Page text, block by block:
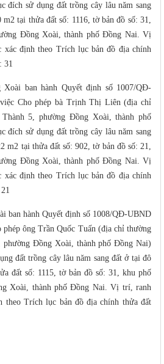
đích sử dụng đất trồng cây lâu năm sang
tại thửa đất số: 1116, tờ bản đồ số: 31,
Đồng Xoài, thành phố Đồng Nai. Vị
định theo Trích lục bản đồ địa chính
31
ban hành Quyết định số 1007/QĐ-
Cho phép bà Trịnh Thị Liên (địa chỉ
5, phường Đồng Xoài, thành phố
đích sử dụng đất trồng cây lâu năm sang
m2 tại thửa đất số: 902, tờ bản đồ số: 21,
Đồng Xoài, thành phố Đồng Nai. Vị
định theo Trích lục bản đồ địa chính
hành Quyết định số 1008/QĐ-UBND
phép ông Trần Quốc Tuấn (địa chỉ thường
Đồng Xoài, thành phố Đồng Nai)
đất trồng cây lâu năm sang đất ở tại đô
đất số: 1115, tờ bản đồ số: 31, khu phố
Xoài, thành phố Đồng Nai. Vị trí, ranh
theo Trích lục bản đồ địa chính thửa đất